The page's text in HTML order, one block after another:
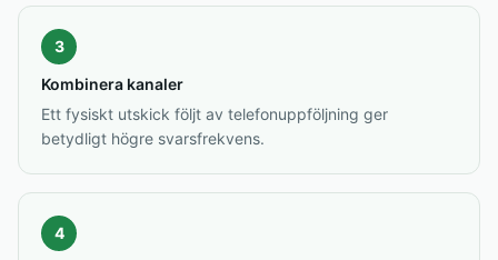
3
Kombinera kanaler
Ett fysiskt utskick följt av telefonuppföljning ger
betydligt högre svarsfrekvens.
4